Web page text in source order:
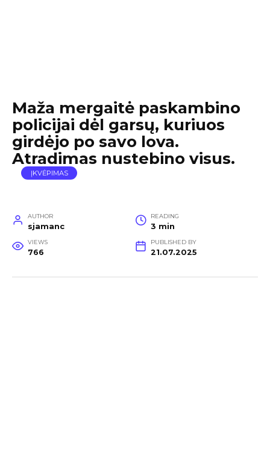
Maža mergaitė paskambino
policijai dėl garsų, kuriuos
girdėjo po savo lova.
Atradimas nustebino visus.
ĮKVĖPIMAS
AUTHOR
sjamanc
READING
3 min
VIEWS
766
PUBLISHED BY
21.07.2025